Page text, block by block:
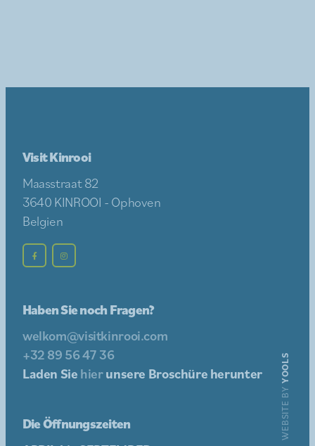
Visit Kinrooi
Maasstraat 82
3640 KINROOI - Ophoven
Belgien
Haben Sie noch Fragen?
welkom@visitkinrooi.com
+32 89 56 47 36
Laden Sie hierunsere Broschüre herunter
Die Öffnungszeiten
WEBSITE BY
YOOLS